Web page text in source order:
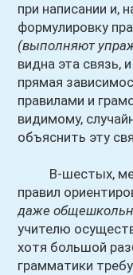
при написании и,
формулировку
(выполняют
видна эта связь,
прямая
правилами и
видимому,
объяснить эту
В-шестых,
правил
даже
учителю
хотя большой
грамматики